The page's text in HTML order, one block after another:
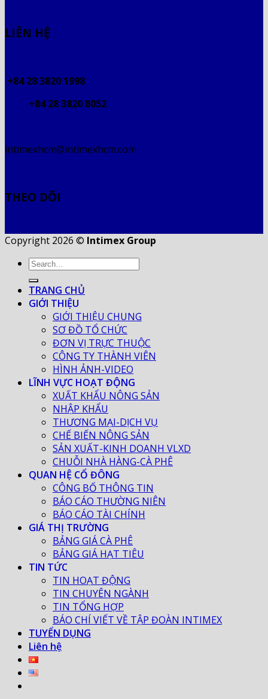
LIÊN HỆ
+84 28 3820 1998
+84 28 3820 8052
intimexhcm@intimexhcm.com
THEO DÕI
Copyright 2026 © Intimex Group
TRANG CHỦ
GIỚI THIỆU
GIỚI THIỆU CHUNG
SƠ ĐỒ TỔ CHỨC
ĐƠN VỊ TRỰC THUỘC
CÔNG TY THÀNH VIÊN
HÌNH ẢNH-VIDEO
LĨNH VỰC HOẠT ĐỘNG
XUẤT KHẨU NÔNG SẢN
NHẬP KHẨU
THƯƠNG MẠI-DỊCH VỤ
CHẾ BIẾN NÔNG SẢN
SẢN XUẤT-KINH DOANH VLXD
CHUỖI NHÀ HÀNG-CÀ PHÊ
QUAN HỆ CỔ ĐÔNG
CÔNG BỐ THÔNG TIN
BÁO CÁO THƯỜNG NIÊN
BÁO CÁO TÀI CHÍNH
GIÁ THỊ TRƯỜNG
BẢNG GIÁ CÀ PHÊ
BẢNG GIÁ HẠT TIÊU
TIN TỨC
TIN HOẠT ĐỘNG
TIN CHUYÊN NGÀNH
TIN TỔNG HỢP
BÁO CHÍ VIẾT VỀ TẬP ĐOÀN INTIMEX
TUYỂN DỤNG
Liên hệ